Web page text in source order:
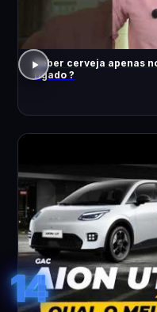
Beber cerveja apenas
fígado ?
14